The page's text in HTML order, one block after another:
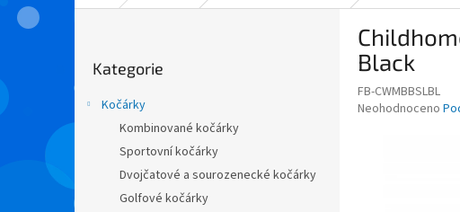
r
p
kategorie
Kategorie
Kočárky
Kombinované kočárky
Sportovní kočárky
Dvojčatové a sourozenecké kočárky
Golfové kočárky
Black
FB-CWMBBSLBL
Průměrné
Neohodnoceno